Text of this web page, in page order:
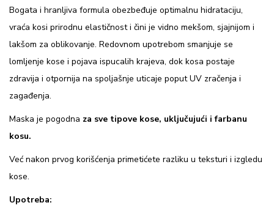
l
i
m
l
u
k
1
0
Bogata i hranljiva formula obezbeđuje optimalnu hidrataciju,
vraća kosi prirodnu elastičnost i čini je vidno mekšom, sjajnijom i
lakšom za oblikovanje. Redovnom upotrebom smanjuje se
lomljenje kose i pojava ispucalih krajeva, dok kosa postaje
zdravija i otpornija na spoljašnje uticaje poput UV zračenja i
zagađenja.
Maska je pogodna za sve tipove kose, uključujući i farbanu
kosu.
Već nakon prvog korišćenja primetićete razliku u teksturi i izgledu
kose.
Upotreba: